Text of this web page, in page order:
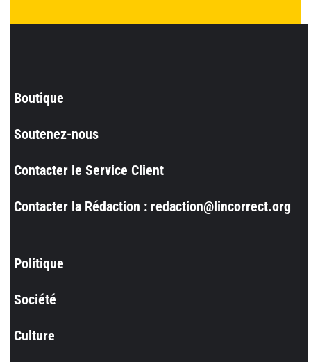
Boutique
Soutenez-nous
Contacter le Service Client
Contacter la Rédaction : redaction@lincorrect.org
Politique
Société
Culture